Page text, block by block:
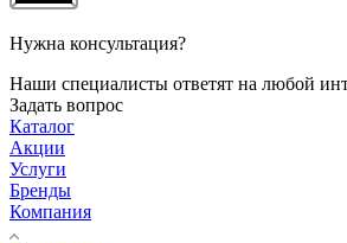
Нужна консультация?
Наши специалисты ответят на любой
Задать вопрос
Каталог
Акции
Услуги
Бренды
Компания